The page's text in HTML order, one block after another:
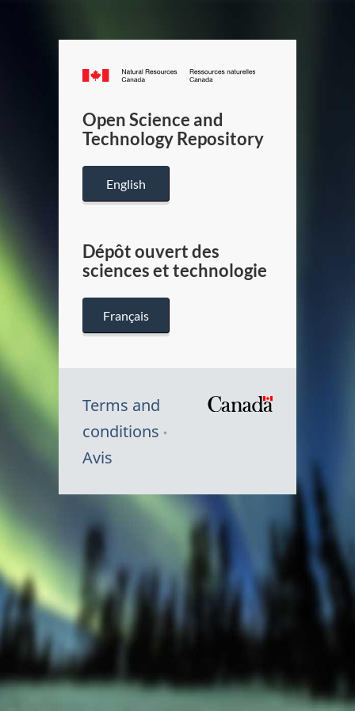
Canada.ca
/
Canada
Open Science and
Technology Repository
English
Dépôt ouvert des
sciences et technologie
Français
Terms and
conditions
Avis
Canada